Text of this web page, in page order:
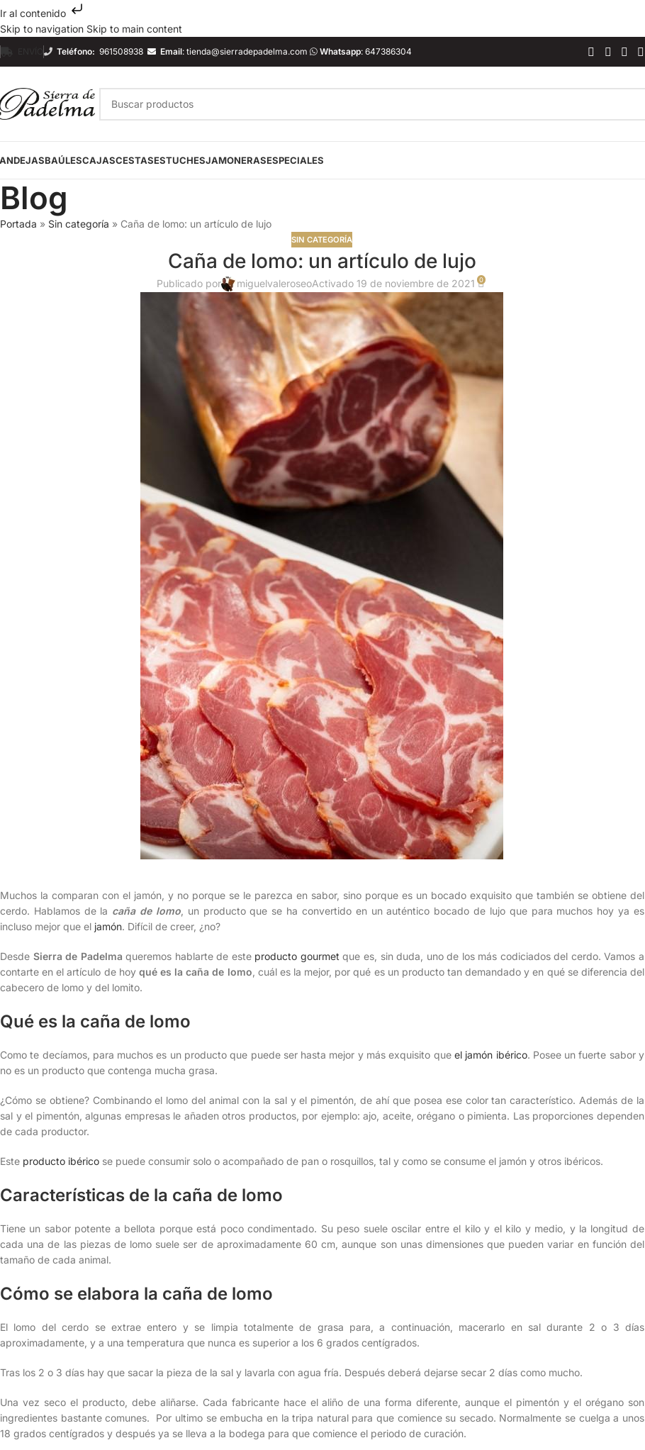
Ir al contenido
Skip to navigation Skip to main content
Teléfono: 961508938 Email: tienda@sierradepadelma.com Whatsapp: 647386304
BAÚLESCAJASCESTASESTUCHESJAMONERASESPECIALES
Blog
Portada » Sin categoría » Caña de lomo: un artículo de lujo
SIN CATEGORÍA
Caña de lomo: un artículo de lujo
Publicado por miguelvaleroseoActivado 19 de noviembre de 2021 0
Muchos la comparan con el jamón, y no porque se le parezca en sabor, sino porque es un bocado exquisito que también se obtiene del
cerdo. Hablamos de la caña de lomo , un producto que se ha convertido en un auténtico bocado de lujo que para muchos hoy ya es
incluso mejor que el jamón. Difícil de creer, ¿no?
Desde Sierra de Padelma queremos hablarte de este producto gourmet que es, sin duda, uno de los más codiciados del cerdo. Vamos a
contarte en el artículo de hoy qué es la caña de lomo , cuál es la mejor, por qué es un producto tan demandado y en qué se diferencia del
cabecero de lomo y del lomito.
Qué es la caña de lomo
Como te decíamos, para muchos es un producto que puede ser hasta mejor y más exquisito que el jamón ibérico. Posee un fuerte sabor y
no es un producto que contenga mucha grasa.
¿Cómo se obtiene? Combinando el lomo del animal con la sal y el pimentón, de ahí que posea ese color tan característico. Además de la
sal y el pimentón, algunas empresas le añaden otros productos, por ejemplo: ajo, aceite, orégano o pimienta. Las proporciones dependen
de cada productor.
Este producto ibérico se puede consumir solo o acompañado de pan o rosquillos, tal y como se consume el jamón y otros ibéricos.
Características de la caña de lomo
Tiene un sabor potente a bellota porque está poco condimentado. Su peso suele oscilar entre el kilo y el kilo y medio, y la longitud de
cada una de las piezas de lomo suele ser de aproximadamente 60 cm, aunque son unas dimensiones que pueden variar en función del
tamaño de cada animal.
Cómo se elabora la caña de lomo
El lomo del cerdo se extrae entero y se limpia totalmente de grasa para, a continuación, macerarlo en sal durante 2 o 3 días
aproximadamente, y a una temperatura que nunca es superior a los 6 grados centígrados.
Tras los 2 o 3 días hay que sacar la pieza de la sal y lavarla con agua fría. Después deberá dejarse secar 2 días como mucho.
Una vez seco el producto, debe aliñarse. Cada fabricante hace el aliño de una forma diferente, aunque el pimentón y el orégano son
ingredientes bastante comunes. Por ultimo se embucha en la tripa natural para que comience su secado. Normalmente se cuelga a unos
18 grados centígrados y después ya se lleva a la bodega para que comience el periodo de curación.